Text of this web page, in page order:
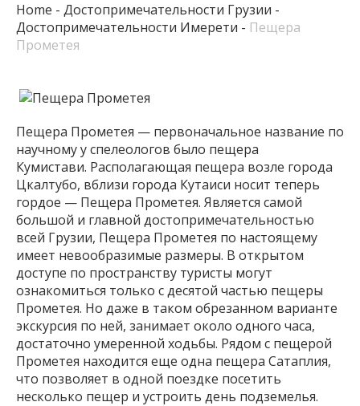
Home
Достопримечательности Грузии
Достопримечательности Имерети
Пещера
Прометея
Пещера Прометея — первоначальное название по
научному у спелеологов было пещера
Кумистави. Располагающая пещера возле города
Цкалтубо, вблизи города Кутаиси носит теперь
гордое — Пещера Прометея. Является самой
большой и главной достопримечательностью
всей Грузии, Пещера Прометея по настоящему
имеет невообразимые размеры. В открытом
доступе по пространству туристы могут
ознакомиться только с десятой частью пещеры
Прометея. Но даже в таком обрезанном варианте
экскурсия по ней, занимает около одного часа,
достаточно умеренной ходьбы. Рядом с пещерой
Прометея находится еще одна пещера Сатаплия,
что позволяет в одной поездке посетить
несколько пещер и устроить день подземелья.